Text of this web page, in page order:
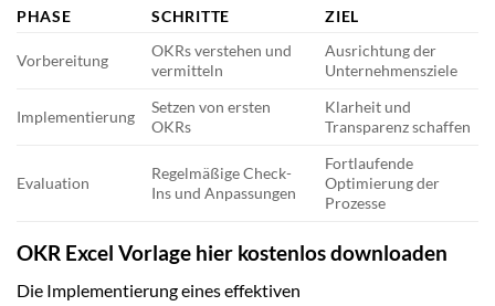
PHASE SCHRITTE ZIEL
Vorbereitung
OKRs verstehen und
vermitteln
Ausrichtung der
Unternehmensziele
Implementierung
Setzen von ersten
OKRs
Klarheit und
Transparenz schaffen
Evaluation
Regelmäßige Check-
Ins und Anpassungen
Fortlaufende
Optimierung der
Prozesse
OKR Excel Vorlage hier kostenlos downloaden
Die Implementierung eines effektiven